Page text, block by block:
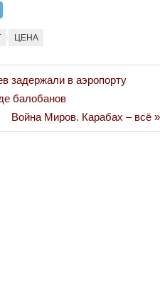
ЦЕНА
задержали в аэропорту
балобанов
Next
Post:
Война Миров. Карабах – всё